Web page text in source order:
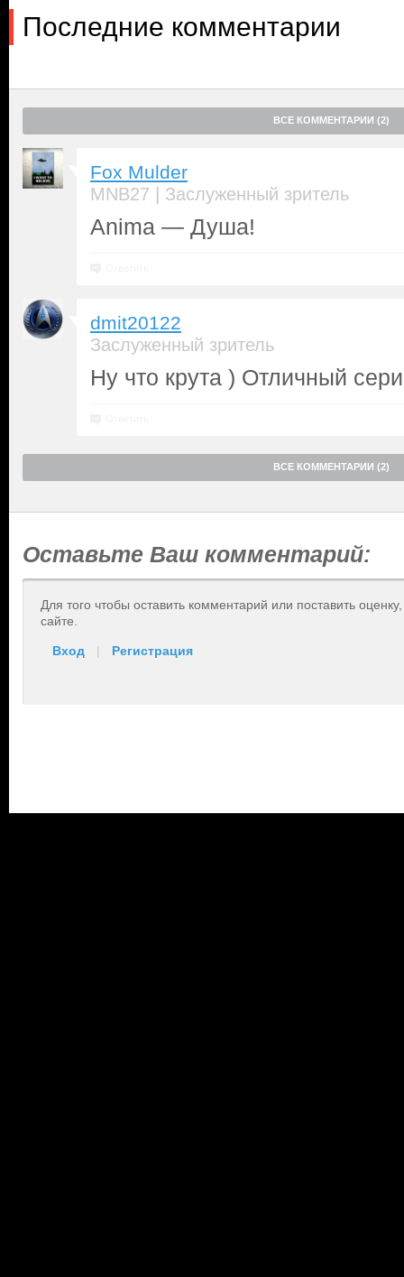
Последние комментарии
ВСЕ КОММЕНТАРИИ (2)
Fox Mulder
MNB27 | Заслуженный зритель
Anima — Душа!
dmit20122
Заслуженный зритель
Ну что крута ) Отличный
ВСЕ КОММЕНТАРИИ (2)
Оставьте Ваш комментарий:
Для того чтобы оставить комментарий или поставить
сайте.
Вход | Регистрация